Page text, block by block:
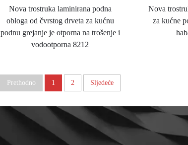
Nova trostruka laminirana podna
obloga od čvrstog drveta za kućnu
podnu grejanje je otporna na trošenje i
vodootporna 8212
Nova
za kućne
Prethodno 1 2 Sljedeće